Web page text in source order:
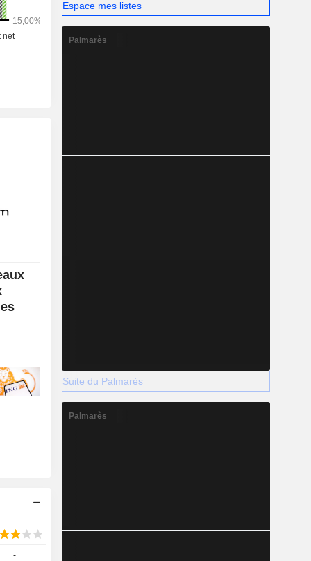
-
Espace mes listes
Palmarès
Suite du Palmarès
Palmarès